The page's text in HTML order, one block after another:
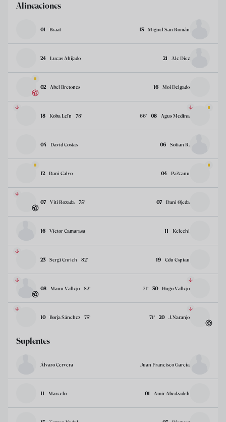
Alineaciones
01 Braat 13 Miguel San Román
24 Lucas Ahijado 21 Ale Díez
02 Abel Bretones 16 Moi Delgado
18 Koba Leïn 78’ 08 Agus Medina
66’
04 David Costas 06 Sofian R.
12 Dani Calvo 04 Pa?canu
07 Viti Rozada 75’ 07 Dani Ojeda
16 Víctor Camarasa 11 Kelechi
23 Sergi Enrich 82’ 19 Edu Espiau
08 Manu Vallejo 82’ 30 Hugo Vallejo
71’
10 Borja Sánchez 75’ 20 J. Naranjo
71’
Suplentes
Álvaro Cervera Juan Francisco García
11 Marcelo 01 Amir Abedzadeh